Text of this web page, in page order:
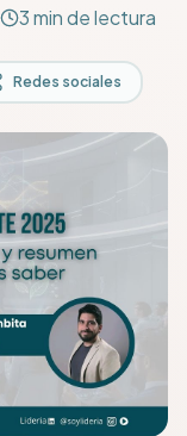
3min de lectura
Redes sociales